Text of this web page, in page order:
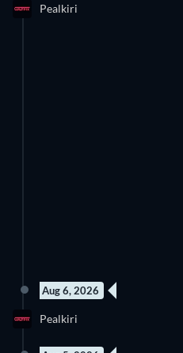
Pealkiri
Aug 6, 2026
Pealkiri